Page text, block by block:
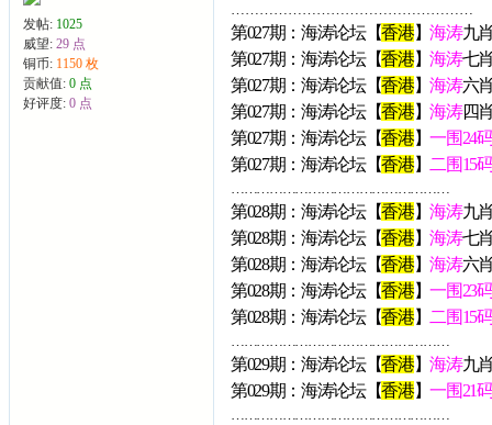
发帖: 1025
威望: 29 点
铜币: 1150 枚
贡献值: 0 点
好评度: 0 点
……………………………………………
第027期：海涛论坛【香港】海涛九
第027期：海涛论坛【香港】海涛七
第027期：海涛论坛【香港】海涛六
第027期：海涛论坛【香港】海涛四
第027期：海涛论坛【香港】一围24码
第027期：海涛论坛【香港】 二围15码
……………………………………………
第028期：海涛论坛【香港】海涛九
第028期：海涛论坛【香港】海涛七
第028期：海涛论坛【香港】海涛六
第028期：海涛论坛【香港】一围23码
第028期：海涛论坛【香港】 二围15码
……………………………………………
第029期：海涛论坛【香港】海涛九
第029期：海涛论坛【香港】一围21码
……………………………………………